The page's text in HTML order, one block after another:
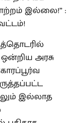
அரசு
இல்லாத